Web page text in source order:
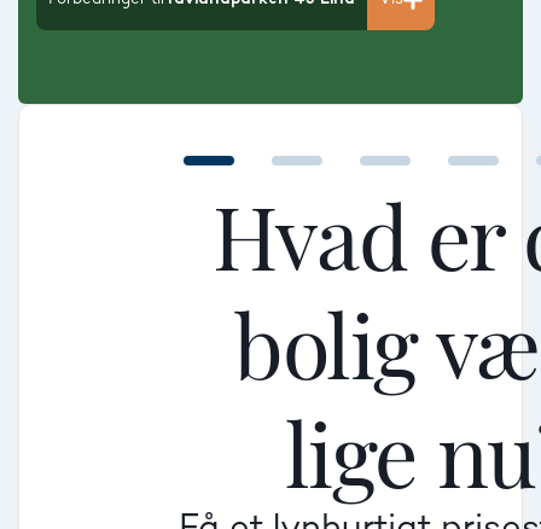
Hvad er
bolig
lige
Mindre god
Mellem
Mindre god
Mellem
Mindre god
Mellem